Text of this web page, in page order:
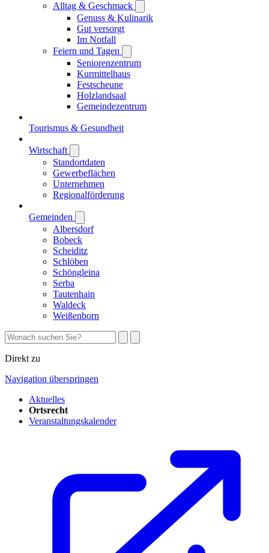
Alltag & Geschmack
Genuss & Kulinarik
Gut versorgt
Im Notfall
Feiern und Tagen
Seniorenzentrum
Kurmittelhaus
Festscheune
Holzlandsaal
Gemeindezentrum
Tourismus & Gesundheit
Wirtschaft
Standortdaten
Gewerbeflächen
Unternehmen
Regionalförderung
Gemeinden
Albersdorf
Bobeck
Scheiditz
Schlöben
Schöngleina
Serba
Tautenhain
Waldeck
Weißenborn
Direkt zu
Navigation überspringen
Aktuelles
Ortsrecht
Veranstaltungskalender